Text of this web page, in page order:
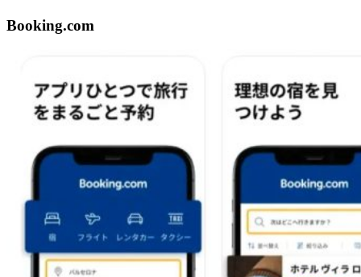
Booking.com